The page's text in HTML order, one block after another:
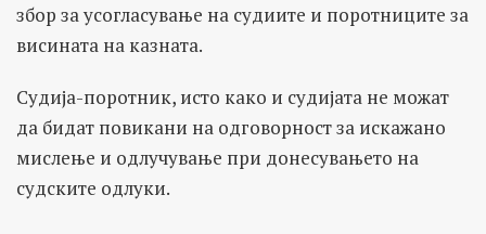
збор за усогласување на судиите и поротниците за
висината на казната.
Судија-поротник, исто како и судијата не можат
да бидат повикани на одговорност за искажано
мислење и одлучување при донесувањето на
судските одлуки.